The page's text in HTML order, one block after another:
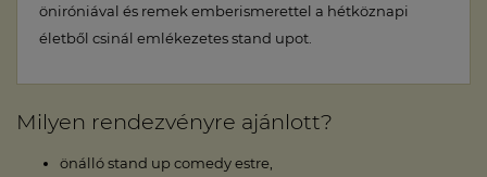
öniróniával és remek emberismerettel a hétköznapi
életből csinál emlékezetes stand upot.
Milyen rendezvényre ajánlott?
önálló stand up comedy estre,